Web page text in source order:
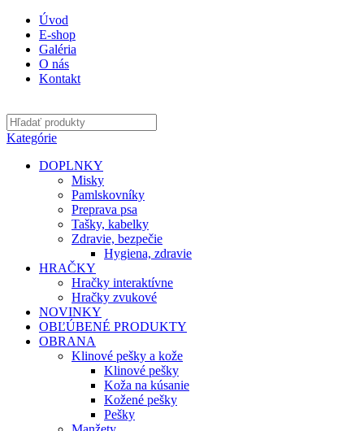
Úvod
E-shop
Galéria
O nás
Kontakt
Kategórie
DOPLNKY
Misky
Pamlskovníky
Preprava psa
Tašky, kabelky
Zdravie, bezpečie
Hygiena, zdravie
HRAČKY
Hračky interaktívne
Hračky zvukové
NOVINKY
OBĽÚBENÉ PRODUKTY
OBRANA
Klinové pešky a kože
Klinové pešky
Koža na kúsanie
Kožené pešky
Pešky